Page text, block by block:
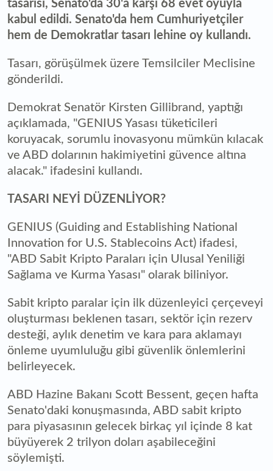
tasarısı, Senato'da 30'a karşı 68 evet oyuyla
kabul edildi. Senato'da hem Cumhuriyetçiler
hem de Demokratlar tasarı lehine oy kullandı.
Tasarı, görüşülmek üzere Temsilciler Meclisine
gönderildi.
Demokrat Senatör Kirsten Gillibrand, yaptığı
açıklamada, "GENIUS Yasası tüketicileri
koruyacak, sorumlu inovasyonu mümkün kılacak
ve ABD dolarının hakimiyetini güvence altına
alacak." ifadesini kullandı.
TASARI NEYİ DÜZENLİYOR?
GENIUS (Guiding and Establishing National
Innovation for U.S. Stablecoins Act) ifadesi,
"ABD Sabit Kripto Paraları için Ulusal Yeniliği
Sağlama ve Kurma Yasası" olarak biliniyor.
Sabit kripto paralar için ilk düzenleyici çerçeveyi
oluşturması beklenen tasarı, sektör için rezerv
desteği, aylık denetim ve kara para aklamayı
önleme uyumluluğu gibi güvenlik önlemlerini
belirleyecek.
ABD Hazine Bakanı Scott Bessent, geçen hafta
Senato'daki konuşmasında, ABD sabit kripto
para piyasasının gelecek birkaç yıl içinde 8 kat
büyüyerek 2 trilyon doları aşabileceğini
söylemişti.